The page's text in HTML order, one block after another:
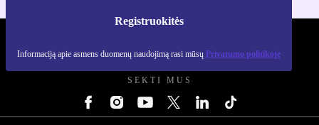
Registruokitės
Informaciją apie asmens duomenų naudojimą rasi mūsų Privatumo politikoje
SEKTI MUS